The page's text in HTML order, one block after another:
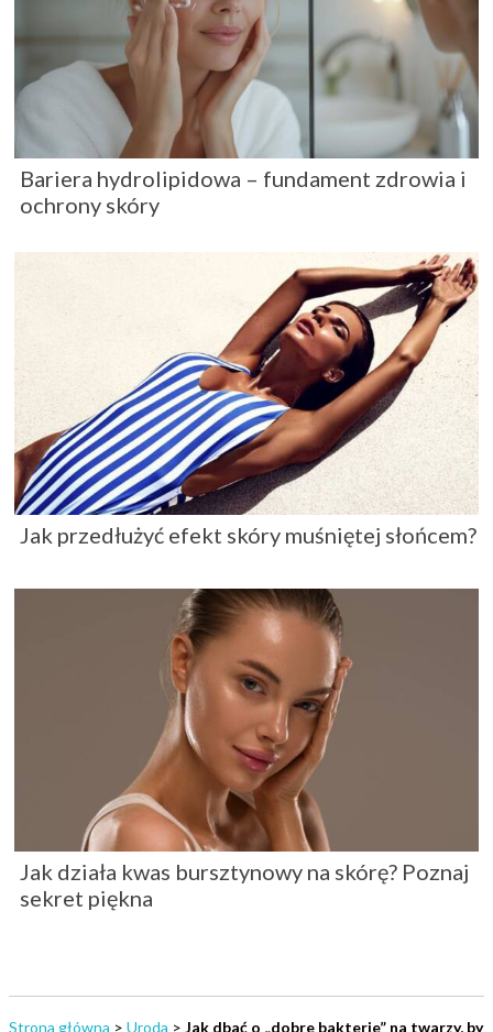
Bariera hydrolipidowa – fundament zdrowia i
ochrony skóry
Jak przedłużyć efekt skóry muśniętej słońcem?
Jak działa kwas bursztynowy na skórę? Poznaj
sekret piękna
Strona główna > Uroda > Jak dbać o „dobre bakterie” na twarzy, by